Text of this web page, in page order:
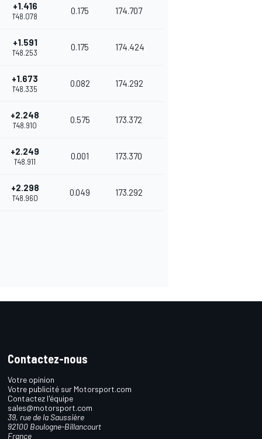
+1.416
1'48.078
0.175 174.707
+1.591
1'48.253
0.175 174.424
+1.673
1'48.335
0.082 174.292
+2.248
1'48.910
0.575 173.372
+2.249
1'48.911
0.001 173.370
+2.298
1'48.960
0.049 173.292
Contactez-nous
Votre opinion
Votre publicité sur Motorsport.com
Contactez l'équipe
sales@motorsport.com
39, rue de la Saussière
92100 Boulogne-Billancourt
France